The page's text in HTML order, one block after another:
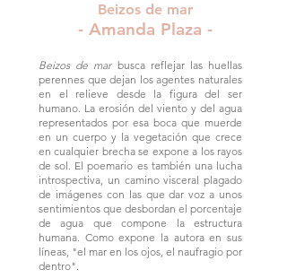
Beizos de mar
- Amanda Plaza -
Beizos de marbusca reflejar las huellas
perennes que dejan los agentes naturales
en el relieve desde la figura del ser
humano. La erosión del viento y del agua
representados por esa boca que muerde
en un cuerpo y la vegetación que crece
en cualquier brecha se expone a los rayos
de sol. El poemario es también una lucha
introspectiva, un camino visceral plagado
de imágenes con las que dar voz a unos
sentimientos que desbordan el porcentaje
de agua que compone la estructura
humana. Como expone la autora en sus
líneas, "el mar en los ojos, el naufragio por
dentro".